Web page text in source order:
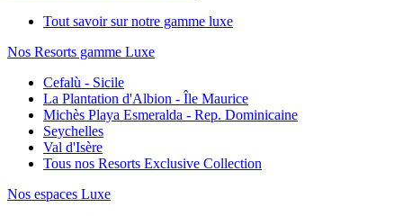
Tout savoir sur notre gamme luxe
Nos Resorts gamme Luxe
Cefalù - Sicile
La Plantation d'Albion - Île Maurice
Michès Playa Esmeralda - Rep. Dominicaine
Seychelles
Val d'Isère
Tous nos Resorts Exclusive Collection
Nos espaces Luxe